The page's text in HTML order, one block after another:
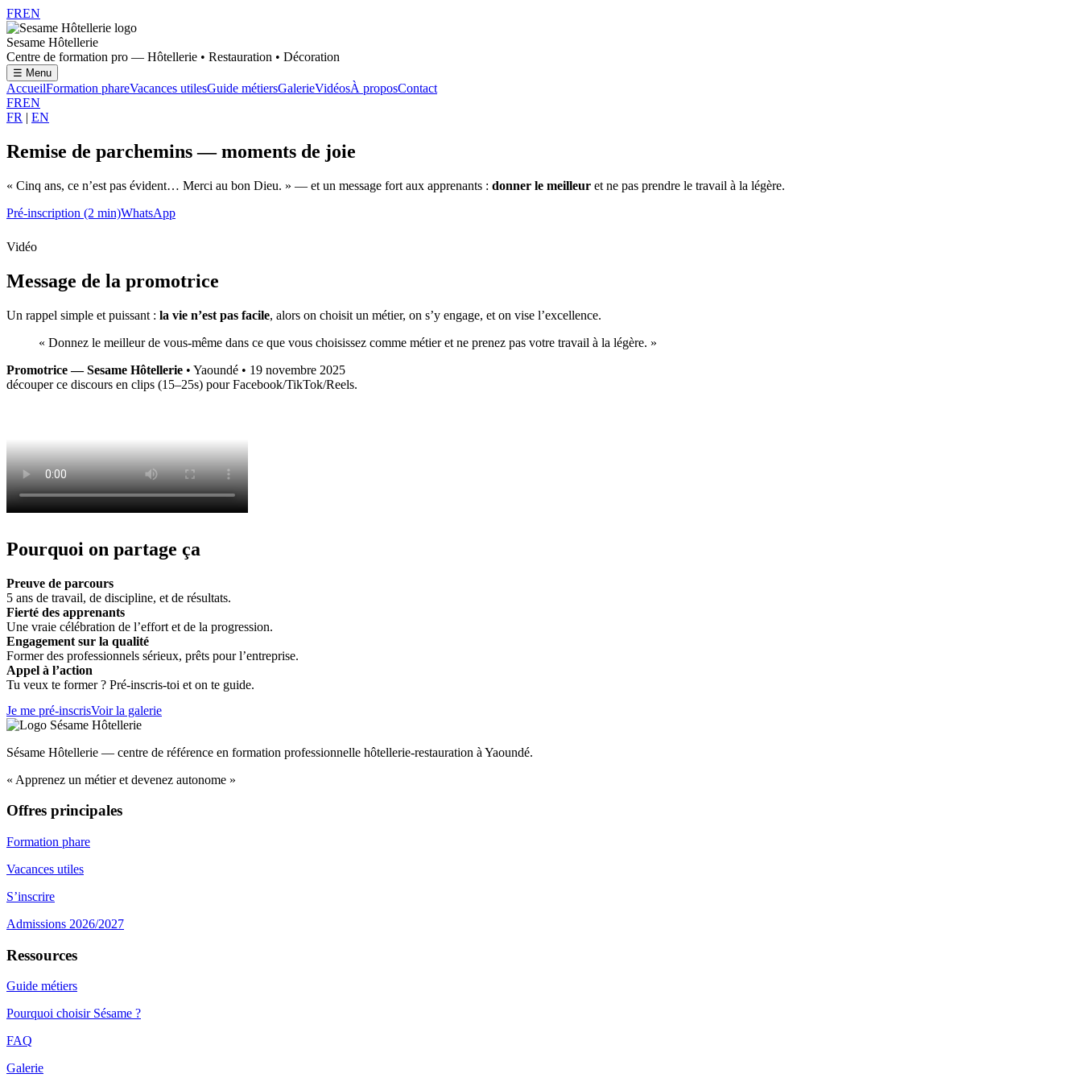
FREN
Sesame Hôtellerie
Centre de formation pro — Hôtellerie • Restauration • Décoration
☰ Menu
AccueilFormation phareVacances utilesGuide métiersGalerieVidéosÀ proposContact
FREN
FR | EN
Remise de parchemins — moments de joie
« Cinq ans, ce n’est pas évident… Merci au bon Dieu. » — et un message fort aux apprenants : donner le meilleur et ne pas prendre le travail à la légère.
Pré‑inscription (2 min)WhatsApp
Vidéo
Message de la promotrice
Un rappel simple et puissant : la vie n’est pas facile, alors on choisit un métier, on s’y engage, et on vise l’excellence.
« Donnez le meilleur de vous‑même dans ce que vous choisissez comme métier et ne prenez pas votre travail à la légère. »
Promotrice — Sesame Hôtellerie • Yaoundé • 19 novembre 2025
découper ce discours en clips (15–25s) pour Facebook/TikTok/Reels.
Pourquoi on partage ça
Preuve de parcours
5 ans de travail, de discipline, et de résultats.
Fierté des apprenants
Une vraie célébration de l’effort et de la progression.
Engagement sur la qualité
Former des professionnels sérieux, prêts pour l’entreprise.
Appel à l’action
Tu veux te former ? Pré‑inscris‑toi et on te guide.
Je me pré‑inscrisVoir la galerie
Sésame Hôtellerie — centre de référence en formation professionnelle hôtellerie-restauration à Yaoundé.
« Apprenez un métier et devenez autonome »
Offres principales
Formation phare
Vacances utiles
S’inscrire
Admissions 2026/2027
Ressources
Guide métiers
Pourquoi choisir Sésame ?
FAQ
Galerie